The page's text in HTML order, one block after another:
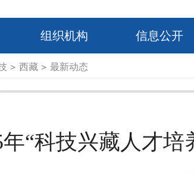
组织机构 信息公开
> 西藏 > 最新动态
年“科技兴藏人才